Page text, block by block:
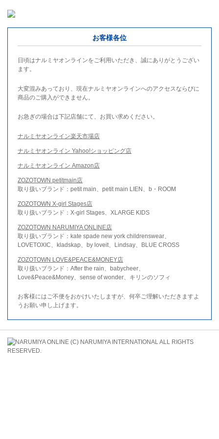
お客様各位
日頃はナルミヤオンラインをご利用いただき、誠にありがとうござい
ます。
大変混みあっており、現在ナルミヤオンラインへのアクセスならびに
商品のご購入ができません。
お急ぎの場合は下記店舗にて、お買い求めください。
ナルミヤオンライン楽天市場店
ナルミヤオンライン Yahoo!ショッピング店
ナルミヤオンライン Amazon店
ZOZOTOWN petitmain店
取り扱いブランド：petit main、petit main LIEN、b・ROOM
ZOZOTOWN X-girl Stages店
取り扱いブランド：X-girl Stages、XLARGE KIDS
ZOZOTOWN NARUMIYA ONLINE店
取り扱いブランド：kate spade new york childrenswear、
LOVETOXIC、kladskap、by loveit、Lindsay、BLUE CROSS
ZOZOTOWN LOVE&PEACE&MONEY店
取り扱いブランド：After the rain、babycheer、
Love&Peace&Money、sense of wonder、キリンのソフィ
お客様にはご不便をおかけいたしますが、何卒ご理解いただきますよ
うお願い申し上げます。